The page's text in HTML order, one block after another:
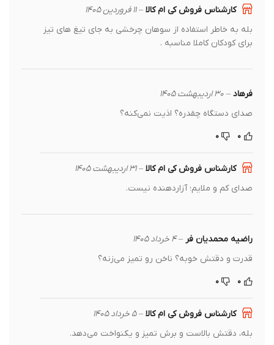
کارشناس فروش کی ام کالا– ۱۱ فروردین ۱۴۰۵
بله به خاطر استفاده از سوهان چرخشی به جای تیغ های تیز
برای کودکان کاملا مناسبه .
فرهاد– ۳۰ اردیبهشت ۱۴۰۵
صدای دستگاه چقدره؟ اذیت نمی‌کنه؟
کارشناس فروش کی ام کالا– ۳۱ اردیبهشت ۱۴۰۵
صدای کم و ملایم؛ آزاردهنده نیست.
راضیه محمدیان فر– ۴ خرداد ۱۴۰۵
قدرت و دقتش خوبه؟ ناخن رو تمیز می‌زنه؟
کارشناس فروش کی ام کالا– ۵ خرداد ۱۴۰۵
بله، دقتش بالاست و برش تمیز و یکنواخت می‌دهد.